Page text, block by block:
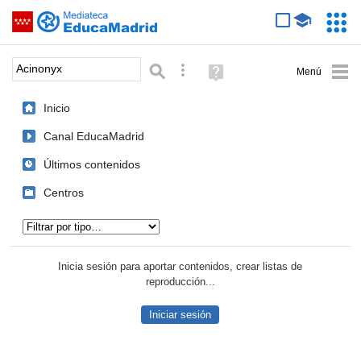
Saltar navegación
Palabra o frase: Búsqueda avanzada
Ayuda
(en
Inicio
Canal EducaMadrid
Últimos contenidos
Centros
Inicia sesión para aportar contenidos, crear listas de
reproducción...
Iniciar sesión